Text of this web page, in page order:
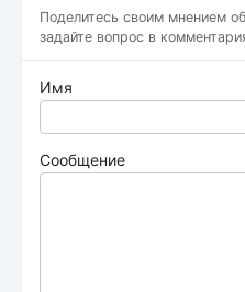
Поделитесь своим мнением
задайте вопрос в
Имя
Сообщение